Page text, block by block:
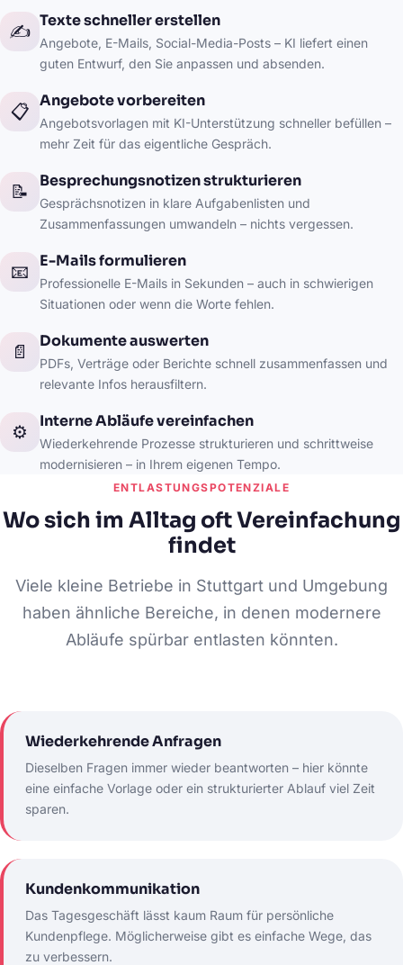
✍️
Texte schneller erstellen
Angebote, E-Mails, Social-Media-Posts – KI liefert einen
guten Entwurf, den Sie anpassen und absenden.
📋
Angebote vorbereiten
Angebotsvorlagen mit KI-Unterstützung schneller befüllen –
mehr Zeit für das eigentliche Gespräch.
📝
Besprechungsnotizen strukturieren
Gesprächsnotizen in klare Aufgabenlisten und
Zusammenfassungen umwandeln – nichts vergessen.
📧
E-Mails formulieren
Professionelle E-Mails in Sekunden – auch in schwierigen
Situationen oder wenn die Worte fehlen.
📄
Dokumente auswerten
PDFs, Verträge oder Berichte schnell zusammenfassen und
relevante Infos herausfiltern.
⚙️
Interne Abläufe vereinfachen
Wiederkehrende Prozesse strukturieren und schrittweise
modernisieren – in Ihrem eigenen Tempo.
ENTLASTUNGSPOTENZIALE
Wo sich im Alltag oft Vereinfachung
findet
Viele kleine Betriebe in Stuttgart und Umgebung
haben ähnliche Bereiche, in denen modernere
Abläufe spürbar entlasten könnten.
Wiederkehrende Anfragen
Dieselben Fragen immer wieder beantworten – hier könnte
eine einfache Vorlage oder ein strukturierter Ablauf viel Zeit
sparen.
Kundenkommunikation
Das Tagesgeschäft lässt kaum Raum für persönliche
Kundenpflege. Möglicherweise gibt es einfache Wege, das
zu verbessern.